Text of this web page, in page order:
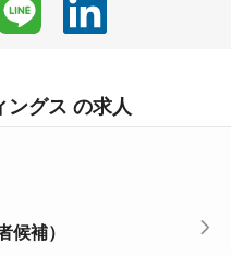
ングス の求人
候補）